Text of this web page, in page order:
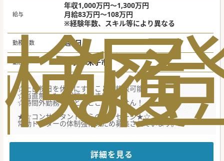
検
な
履
給与
年収1,000万円～1,300万円
月給83万円～108万円
※経験年数、スキル等により異なる
勤務日数 週5日
勤務地 鳥取県 米子市
☆土日祝日を休みにすることも相談可能！
☆当直無しもご相談ください！
☆時間外勤務もほとんどございません！
★☆コンサルタントからのメッセージ★☆
常勤ドクターの体制強化のため募集されています。
慢性期の医療機関で比較的ゆったりとした勤務が可能です。
詳細を見る